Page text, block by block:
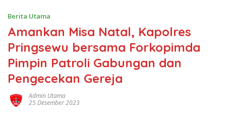
Berita Utama
Amankan Misa Natal, Kapolres
Pringsewu bersama Forkopimda
Pimpin Patroli Gabungan dan
Pengecekan Gereja
Admin Utama
25 Desember 2023